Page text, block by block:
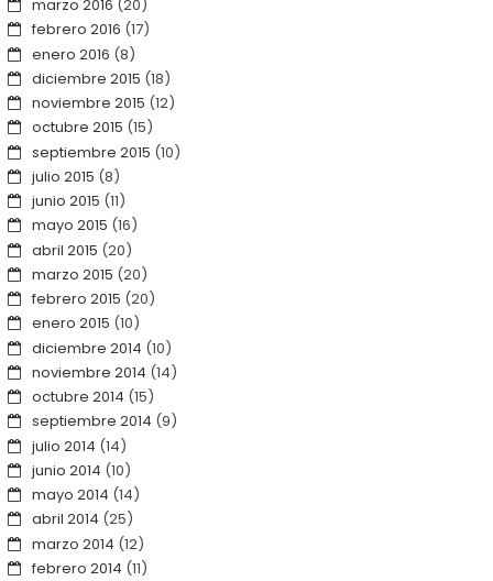
marzo 2016 (20)
febrero 2016 (17)
enero 2016 (8)
diciembre 2015 (18)
noviembre 2015 (12)
octubre 2015 (15)
septiembre 2015 (10)
julio 2015 (8)
junio 2015 (11)
mayo 2015 (16)
abril 2015 (20)
marzo 2015 (20)
febrero 2015 (20)
enero 2015 (10)
diciembre 2014 (10)
noviembre 2014 (14)
octubre 2014 (15)
septiembre 2014 (9)
julio 2014 (14)
junio 2014 (10)
mayo 2014 (14)
abril 2014 (25)
marzo 2014 (12)
febrero 2014 (11)